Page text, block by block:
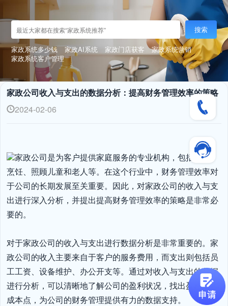
搜索
家政系统多少钱 家政AI系统 家政门店获客
家政系统营销
家政系统客户管理
家政公司收入与支出的数据分析：提高财务管理效率的策略
2024-02-06
家政公司是为客户提供家庭服务的专业机构，包括清洁、
烹饪、照顾儿童和老人等。在这个行业中，财务管理效率对
于公司的长期发展至关重要。因此，对家政公司的收入与支
出进行深入分析，并提出提高财务管理效率的策略是非常必
要的。
对于家政公司的收入与支出进行数据分析是非常重要的。家
政公司的收入主要来自于客户的服务费用，而支出则包括员
工工资、设备维护、办公开支等。通过对收入与支出的数据
进行分析，可以清晰地了解公司的盈利状况，找出盈利点和
成本点，为公司的财务管理提供有力的数据支持。